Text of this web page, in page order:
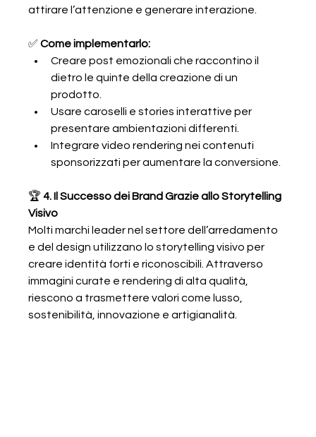
attirare l’attenzione e generare interazione.
✅ Come implementarlo:
Creare post emozionali che raccontino il
dietro le quinte della creazione di un
prodotto.
Usare caroselli e stories interattive per
presentare ambientazioni differenti.
Integrare video rendering nei contenuti
sponsorizzati per aumentare la conversione.
🏆 4. Il Successo dei Brand Grazie allo Storytelling
Visivo
Molti marchi leader nel settore dell’arredamento
e del design utilizzano lo storytelling visivo per
creare identità forti e riconoscibili. Attraverso
immagini curate e rendering di alta qualità,
riescono a trasmettere valori come lusso,
sostenibilità, innovazione e artigianalità.